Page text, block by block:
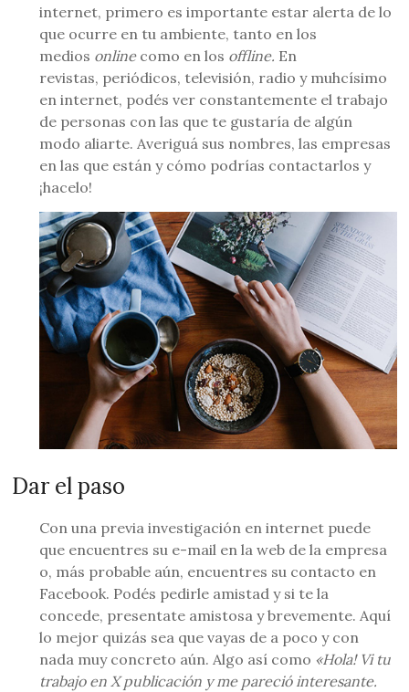
internet, primero es importante estar alerta de lo
que ocurre en tu ambiente, tanto en los
medios onlinecomo en los offline. En
revistas, periódicos, televisión, radio y muhcísimo
en internet, podés ver constantemente el trabajo
de personas con las que te gustaría de algún
modo aliarte. Averiguá sus nombres, las empresas
en las que están y cómo podrías contactarlos y
¡hacelo!
Dar el paso
Con una previa investigación en internet puede
que encuentres su e-mail en la web de la empresa
o, más probable aún, encuentres su contacto en
Facebook. Podés pedirle amistad y si te la
concede, presentate amistosa y brevemente. Aquí
lo mejor quizás sea que vayas de a poco y con
nada muy concreto aún. Algo así como «Hola! Vi tu
trabajo en X publicación y me pareció interesante.